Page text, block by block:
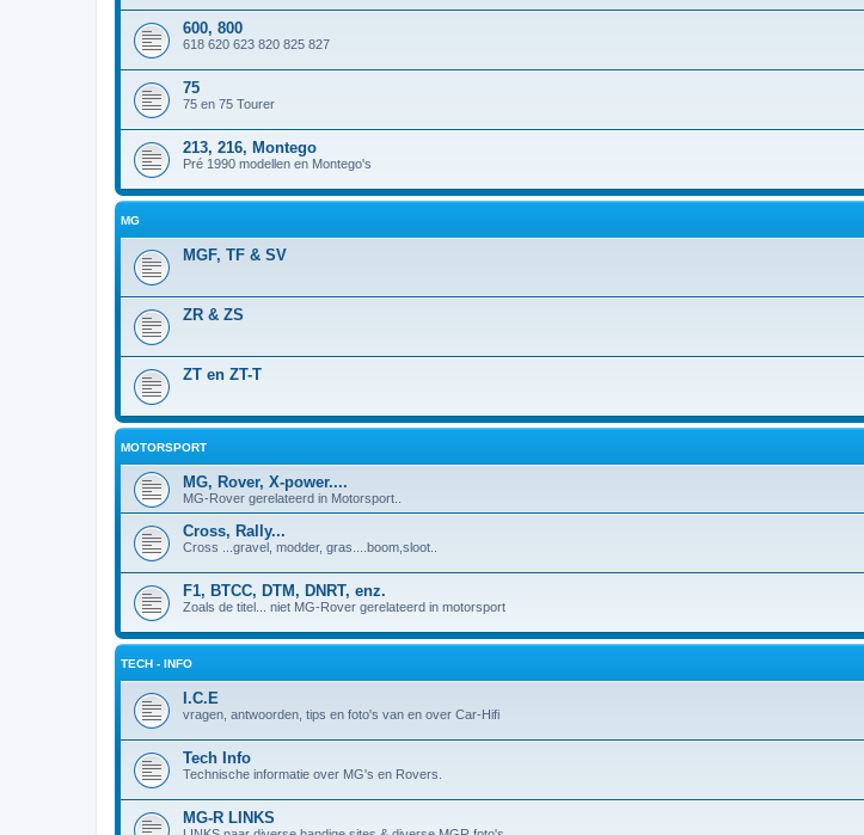
600, 800
618 620 623 820 825 827
75
75 en 75 Tourer
213, 216, Montego
Pré 1990 modellen en Montego's
MG
MGF, TF & SV
ZR & ZS
ZT en ZT-T
MOTORSPORT
MG, Rover, X-power....
MG-Rover gerelateerd in Motorsport..
Cross, Rally...
Cross ...gravel, modder, gras....boom,sloot..
F1, BTCC, DTM, DNRT, enz.
Zoals de titel... niet MG-Rover gerelateerd in motorsport
TECH - INFO
I.C.E
vragen, antwoorden, tips en foto's van en over Car-Hifi
Tech Info
Technische informatie over MG's en Rovers.
MG-R LINKS